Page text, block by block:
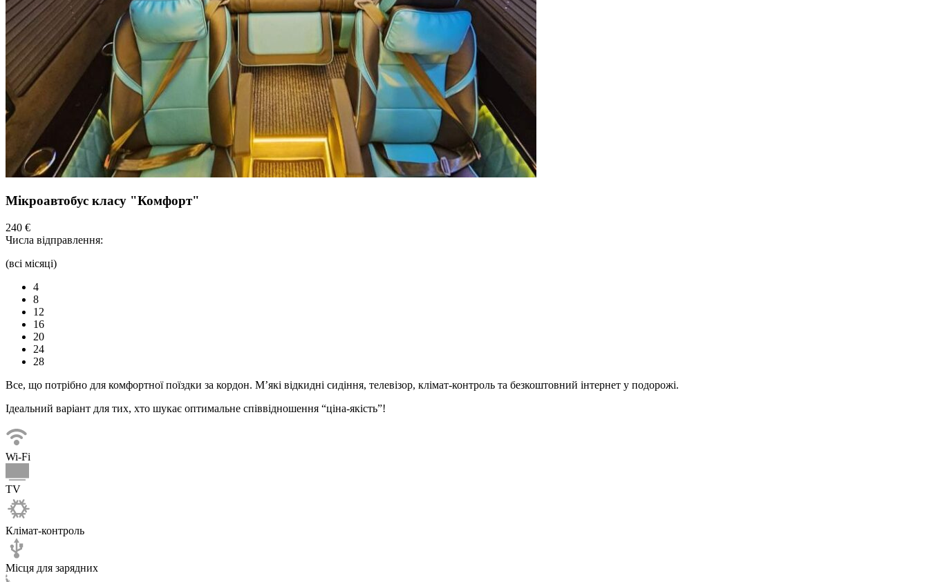
Мікроавтобус класу "Комфорт"
240 €
Числа відправлення:
(всі місяці)
4
8
12
16
20
24
28
Все, що потрібно для комфортноїпоїздки за кордон. М’які відкидні сидіння, телевізор, клімат-контроль та безкоштовний інтернет у подорожі.
Ідеальний варіант для тих, хто шукає оптимальне співвідношення “ціна-якість”!
Wi-Fi
TV
Клімат-контроль
Місця для зарядних